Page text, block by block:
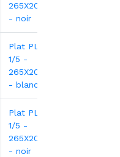
265X200X40mm
- noir
Plat PLEXI.GN
1/5 -
265X200X80mm
- blanc
Plat PLEXI.GN
1/5 -
265X200X80mm
- noir